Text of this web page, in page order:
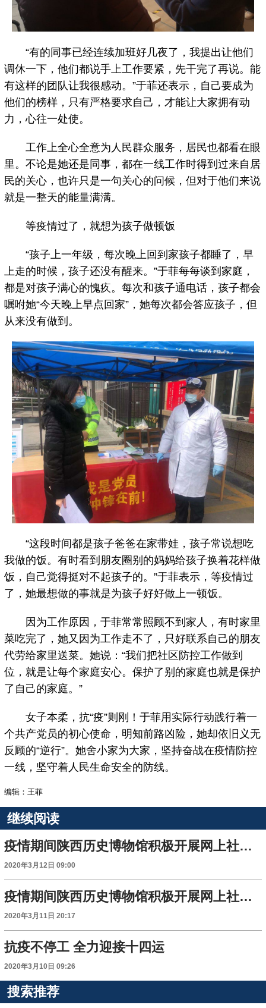
“有的同事已经连续加班好几夜了，我提出让他们
调休一下，他们都说手上工作要紧，先干完了再说。能
有这样的团队让我很感动。”于菲还表示，自己要成为
他们的榜样，只有严格要求自己，才能让大家拥有动
力，心往一处使。
工作上全心全意为人民群众服务，居民也都看在眼
里。不论是她还是同事，都在一线工作时得到过来自居
民的关心，也许只是一句关心的问候，但对于他们来说
就是一整天的能量满满。
等疫情过了，就想为孩子做顿饭
“孩子上一年级，每次晚上回到家孩子都睡了，早
上走的时候，孩子还没有醒来。”于菲每每谈到家庭，
都是对孩子满心的愧疚。每次和孩子通电话，孩子都会
嘱咐她“今天晚上早点回家”，她每次都会答应孩子，但
从来没有做到。
“这段时间都是孩子爸爸在家带娃，孩子常说想吃
我做的饭。有时看到朋友圈别的妈妈给孩子换着花样做
饭，自己觉得挺对不起孩子的。”于菲表示，等疫情过
了，她最想做的事就是为孩子好好做上一顿饭。
因为工作原因，于菲常常照顾不到家人，有时家里
菜吃完了，她又因为工作走不了，只好联系自己的朋友
代劳给家里送菜。她说：“我们把社区防控工作做到
位，就是让每个家庭安心。保护了别的家庭也就是保护
了自己的家庭。”
女子本柔，抗“疫”则刚！于菲用实际行动践行着一
个共产党员的初心使命，明知前路凶险，她却依旧义无
反顾的“逆行”。她舍小家为大家，坚持奋战在疫情防控
一线，坚守着人民生命安全的防线。
编辑：王菲
继续阅读
疫情期间陕西历史博物馆积极开展网上社会教育活动
2020年3月12日 09:00
疫情期间陕西历史博物馆积极开展网上社会教育活动
2020年3月11日 20:17
抗疫不停工 全力迎接十四运
2020年3月10日 09:26
搜索推荐